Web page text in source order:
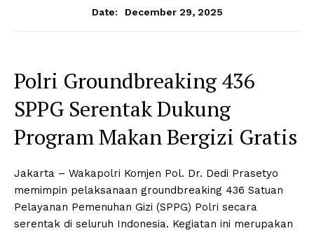
Date:
December 29, 2025
Polri Groundbreaking 436
SPPG Serentak Dukung
Program Makan Bergizi Gratis
Jakarta – Wakapolri Komjen Pol. Dr. Dedi Prasetyo
memimpin pelaksanaan groundbreaking 436 Satuan
Pelayanan Pemenuhan Gizi (SPPG) Polri secara
serentak di seluruh Indonesia. Kegiatan ini merupakan